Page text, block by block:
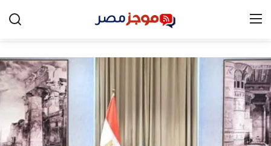
الرئيسية
مصر
الخليج